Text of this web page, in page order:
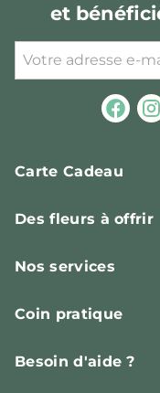
et
Carte Cadeau
Des fleurs à offrir
Nos services
Coin pratique
Besoin d'aide ?